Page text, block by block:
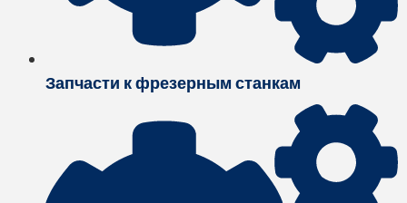
Запчасти к фрезерным станкам